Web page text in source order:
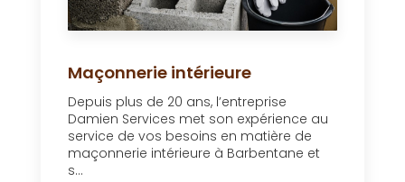
Maçonnerie intérieure
Depuis plus de 20 ans, l’entreprise
Damien Services met son expérience au
service de vos besoins en matière de
maçonnerie intérieure à Barbentane et
s...